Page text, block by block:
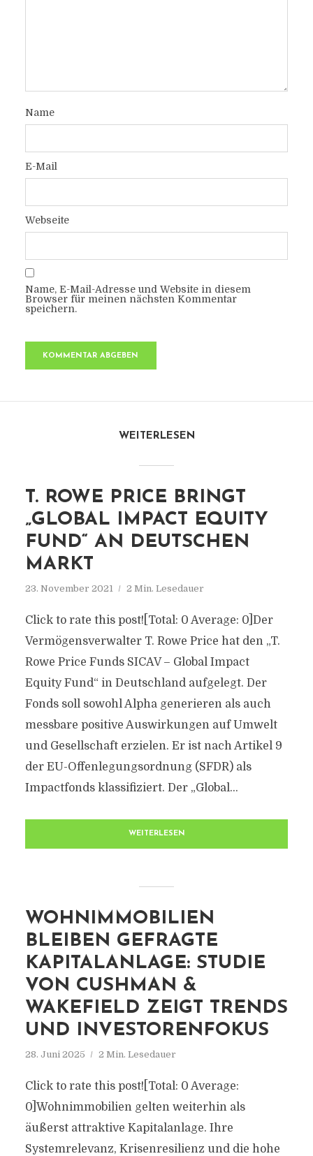
Name
E-Mail
Webseite
Name, E-Mail-Adresse und Website in diesem
Browser für meinen nächsten Kommentar
speichern.
WEITERLESEN
T. ROWE PRICE BRINGT
„GLOBAL IMPACT EQUITY
FUND“ AN DEUTSCHEN
MARKT
23. November 2021 2 Min. Lesedauer
Click to rate this post![Total: 0 Average: 0]Der
Vermögensverwalter T. Rowe Price hat den „T.
Rowe Price Funds SICAV – Global Impact
Equity Fund“ in Deutschland aufgelegt. Der
Fonds soll sowohl Alpha generieren als auch
messbare positive Auswirkungen auf Umwelt
und Gesellschaft erzielen. Er ist nach Artikel 9
der EU-Offenlegungsordnung (SFDR) als
Impactfonds klassifiziert. Der „Global...
WEITERLESEN
WOHNIMMOBILIEN
BLEIBEN GEFRAGTE
KAPITALANLAGE: STUDIE
VON CUSHMAN &
WAKEFIELD ZEIGT TRENDS
UND INVESTORENFOKUS
28. Juni 2025 2 Min. Lesedauer
Click to rate this post![Total: 0 Average:
0]Wohnimmobilien gelten weiterhin als
äußerst attraktive Kapitalanlage. Ihre
Systemrelevanz, Krisenresilienz und die hohe